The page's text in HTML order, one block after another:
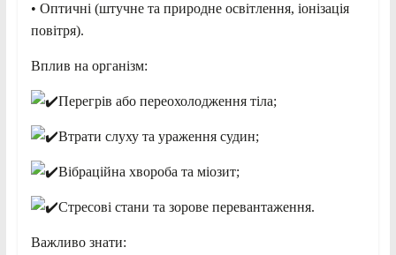
• Оптичні (штучне та природне освітлення, іонізація
повітря).
Вплив на організм:
Перегрів або переохолодження тіла;
Втрати слуху та ураження судин;
Вібраційна хвороба та міозит;
Стресові стани та зорове перевантаження.
Важливо знати: